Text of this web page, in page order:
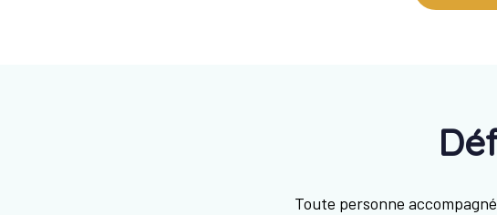
Toute personne